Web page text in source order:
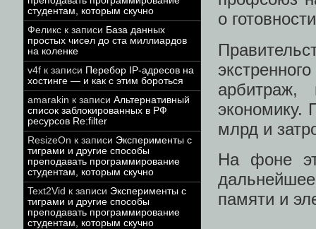
студентам, которым скучно
Феликс к записи База данных
простых чисел до ста миллиардов
на коленке
v4f к записи Перебор IP-адресов на
хостинге — и как с этим бороться
amarakin к записи Альтернативный
список заблокированных в РФ
ресурсов Re:filter
ResizeOn к записи Эксперименты с
тиграми и другие способы
преподавать программирование
студентам, которым скучно
Text2Vid к записи Эксперименты с
тиграми и другие способы
преподавать программирование
студентам, которым скучно
о
арбитраж,
экономику.
млрд и
На фоне
памяти и